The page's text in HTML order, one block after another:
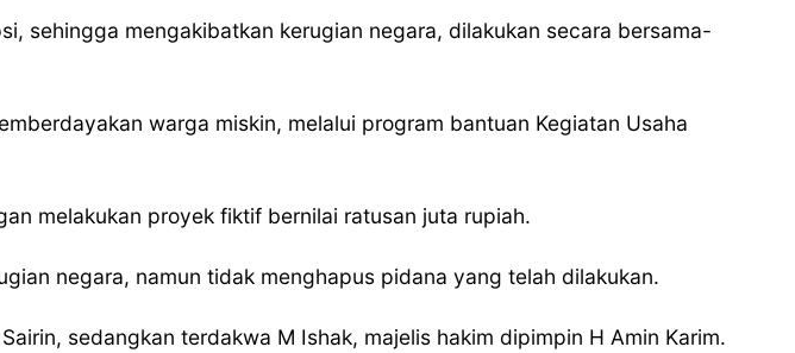
sehingga mengakibatkan kerugian negara, dilakukan secara bersama-
warga miskin, melalui program bantuan Kegiatan Usaha
melakukan proyek fiktif bernilai ratusan juta rupiah.
negara, namun tidak menghapus pidana yang telah dilakukan.
sedangkan terdakwa M Ishak, majelis hakim dipimpin H Amin Karim.